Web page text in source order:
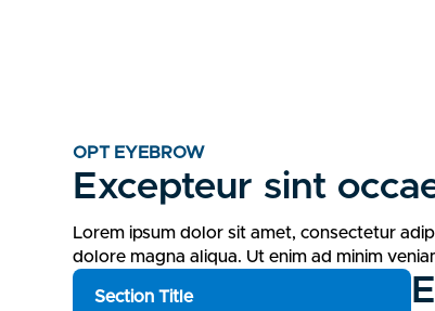
OPT EYEBROW
Excepteur sint
Lorem ipsum dolor sit amet, consectetur
dolore magna aliqua. Ut enim ad minim
Section Title